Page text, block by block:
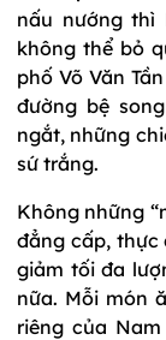
nấu nướng thì
không thể bỏ
phố Võ Văn
đường bệ
ngắt, những
sứ trắng.
Không những
đẳng cấp, thực
giảm tối đa
nữa. Mỗi món
riêng của